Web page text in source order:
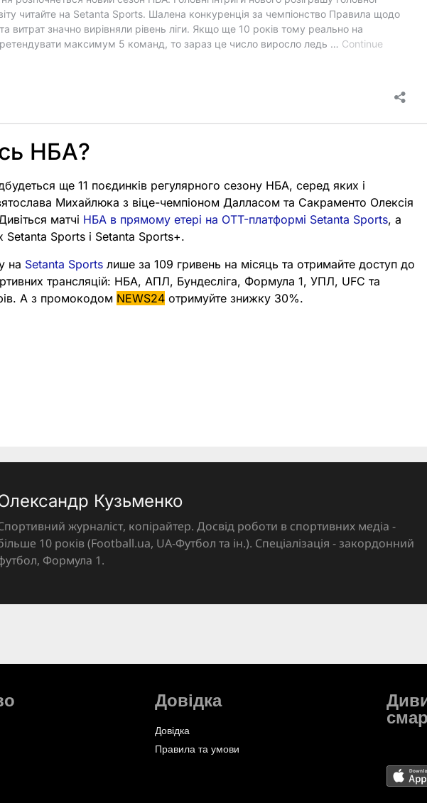
НБА?
ще 11 поєдинків регулярного сезону НБА, серед яких і
Михайлюка з віце-чемпіоном Далласом та Сакраменто Олексія
матчі НБА в прямому етері на OTT-платформі Setanta Sports, а
Setanta Sports і Setanta Sports+.
на Setanta Sports лише за 109 гривень на місяць та отримайте доступ до
трансляцій: НБА, АПЛ, Бундесліга, Формула 1, УПЛ, UFC та
А з промокодом NEWS24 отримуйте знижку 30%.
Кузьменко
журналіст, копірайтер. Досвід роботи в спортивних медіа -
10 років (Football.ua, UA-Футбол та ін.). Спеціалізація - закордонний
Формула 1.
Довідка
Довідка
Правила та умови